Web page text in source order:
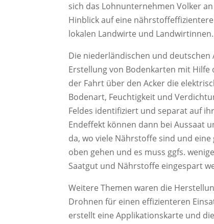
sich das Lohnunternehmen Volker
Hinblick auf eine
lokalen Landwirte und Landwirtinnen.
Die niederländischen und
Erstellung von Bodenkarten mit
der Fahrt über den Acker die
Bodenart, Feuchtigkeit und
Feldes identifiziert und separat auf
Endeffekt können dann bei Aussaat
da, wo viele Nährstoffe sind und
oben gehen und es muss ggfs.
Saatgut und Nährstoffe eingespart
Weitere Themen waren die
Drohnen für einen effizienteren
erstellt eine Applikationskarte und